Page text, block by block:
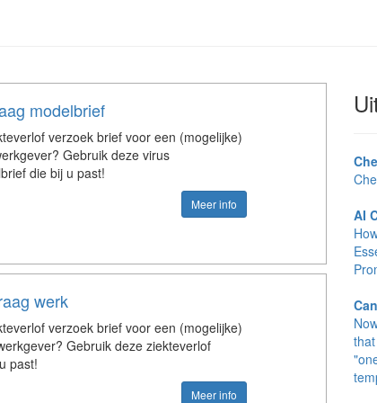
modelbrief
verzoek brief voor een (mogelijke)
Gebruik deze virus
die bij u past!
Meer info
werk
verzoek brief voor een (mogelijke)
Gebruik deze ziekteverlof
past!
Meer info
AI